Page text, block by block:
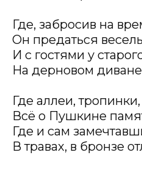
Где, забросив на
Он предаться
И с гостями у
На дерновом диване
Где аллеи,
Всё о Пушкине
Где и сам
В травах, в бронзе